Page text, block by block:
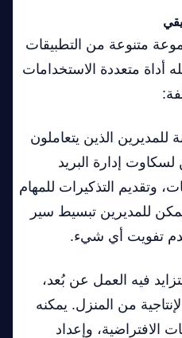
متنوعة من التطبيقات
أداة متعددة الاستخدامات
للمديرين الذين يتعاملون
إدارة البريد
وتقديم التذكيرات للمهام
للمديرين تبسيط سير
تفويت أي شيء.
فيه العمل عن بُعد،
من المنزل. يمكنه
الافتراضية، وإعداد